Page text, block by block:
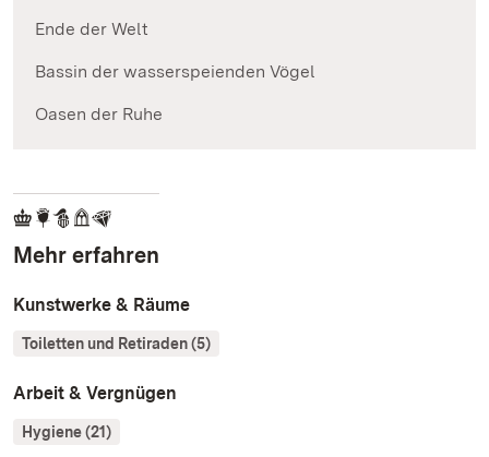
Ende der Welt
Bassin der wasserspeienden Vögel
Oasen der Ruhe
Mehr erfahren
Kunstwerke & Räume
Toiletten und Retiraden (5)
Arbeit & Vergnügen
Hygiene (21)